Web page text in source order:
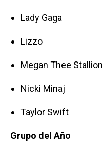
Lady Gaga
Lizzo
Megan Thee Stallion
Nicki Minaj
Taylor Swift
Grupo del Año